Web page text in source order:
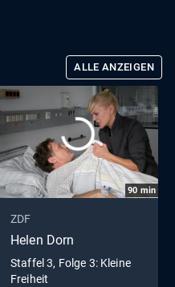
ALLE ANZEIGEN
90 min
ZDF
Helen Dorn
Staffel 3, Folge 3: Kleine
Freiheit